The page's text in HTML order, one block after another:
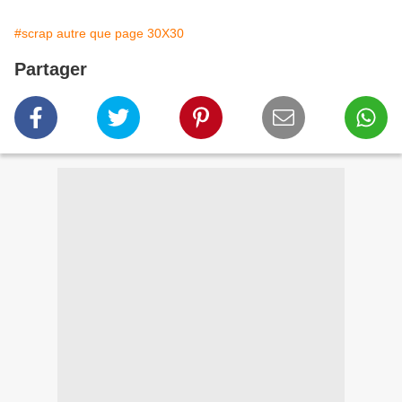
#scrap autre que page 30X30
Partager